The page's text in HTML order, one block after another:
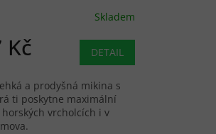
Skladem
Kč DETAIL
a prodyšná mikina s
ti poskytne maximální
vrcholcích i v